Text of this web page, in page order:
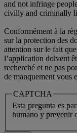
and not infringe
civilly and criminally
Conformément à la
sur la protection des
attention sur le fait
l’application doivent
recherché et ne pas
de manquement vous
CAPTCHA
Esta pregunta es
humano y prevenir